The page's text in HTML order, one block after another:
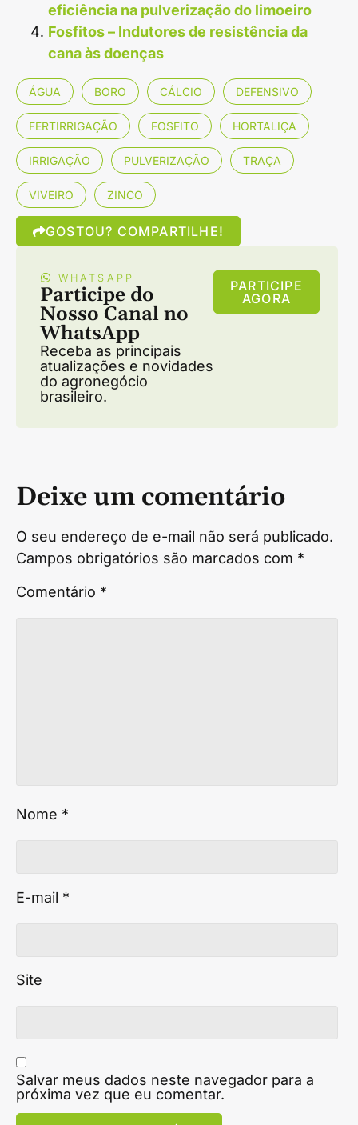
eficiência na pulverização do limoeiro
Fosfitos – Indutores de resistência da
cana às doenças
ÁGUA BORO CÁLCIO DEFENSIVO
FERTIRRIGAÇÃO FOSFITO HORTALIÇA
IRRIGAÇÃO PULVERIZAÇÃO TRAÇA
VIVEIRO ZINCO
GOSTOU? COMPARTILHE!
WHATSAPP
Participe do
Nosso Canal no
WhatsApp
Receba as principais
atualizações e novidades
do agronegócio
brasileiro.
PARTICIPE
AGORA
Deixe um comentário
O seu endereço de e-mail não será publicado.
Campos obrigatórios são marcados com *
Comentário *
Nome *
E-mail *
Site
Salvar meus dados neste navegador para a
próxima vez que eu comentar.